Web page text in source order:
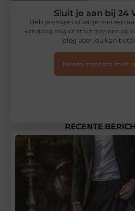
RECENTE
Sluit je aan bij 24
Heb je vragen of wil je meteen
vandaag nog contact met ons op
blog voor jou kan
Neem contact met